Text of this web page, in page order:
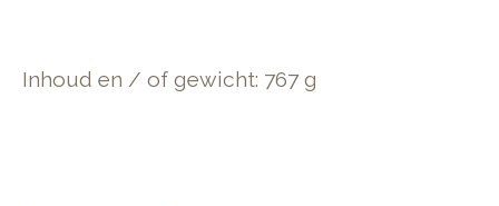
Inhoud en / of gewicht: 767 g